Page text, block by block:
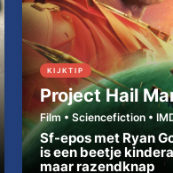
KIJKTIP
Project Hail
Film • Sciencefiction •
Sf-epos met Ryan
is een beetje
maar razendknap